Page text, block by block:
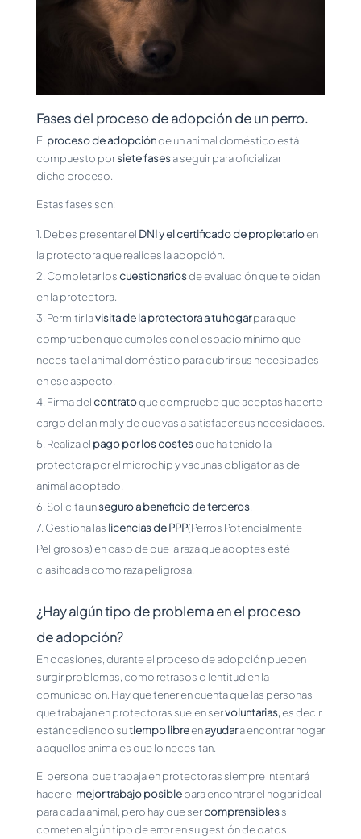
Fases del proceso de adopción de un perro.
El proceso de adopciónde un animal doméstico está
compuesto porsiete fasesa seguir para oficializar
dicho proceso.
Estas fases son:
Debes presentar el DNI y el certificado de propietarioen
la protectora que realices la adopción.
Completar los cuestionariosde evaluación que te pidan
en la protectora.
Permitir lavisita de la protectora a tu hogarpara que
comprueben que cumples con el espacio mínimo que
necesita el animal doméstico para cubrir sus necesidades
en ese aspecto.
Firma del contratoque compruebe que aceptas hacerte
cargo del animal y de que vas a satisfacer sus necesidades.
Realiza el pago por los costesque ha tenido la
protectora por el microchip y vacunas obligatorias del
animal adoptado.
Solicita unseguro a beneficio de terceros.
Gestiona las licencias de PPP(Perros Potencialmente
Peligrosos) en caso de que la raza que adoptes esté
clasificada como raza peligrosa.
¿Hay algún tipo de problema en el proceso
de adopción?
En ocasiones, durante el proceso de adopción pueden
surgir problemas, como retrasos o lentitud en la
comunicación. Hay que tener en cuenta que las personas
que trabajan en protectoras suelen servoluntarias,es decir,
están cediendo sutiempo libreenayudara encontrar hogar
a aquellos animales que lo necesitan.
El personal que trabaja en protectoras siempre intentará
hacer el mejor trabajo posiblepara encontrar el hogar ideal
para cada animal, pero hay que sercomprensiblessi
cometen algún tipo de error en su gestión de datos,